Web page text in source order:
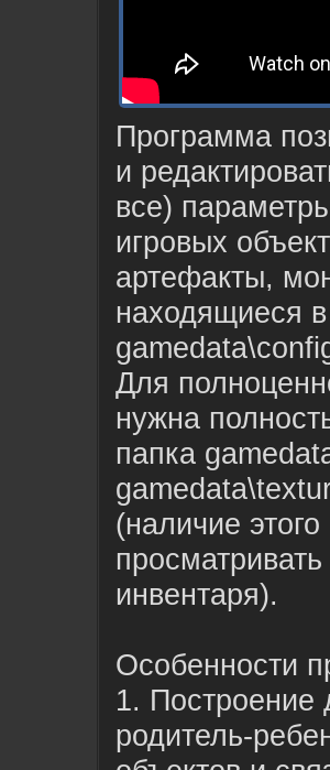
Программа
и
все)
игровых
артефакты,
находящиеся
Для
нужна
папка
(наличие
инвентаря).
Особенности
1. Построение
родитель-